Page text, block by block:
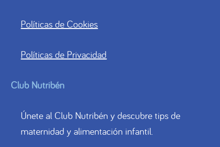
Políticas de Cookies
Políticas de Privacidad
Club Nutribén
Únete al Club Nutribén y descubre tips de
maternidad y alimentación infantil.